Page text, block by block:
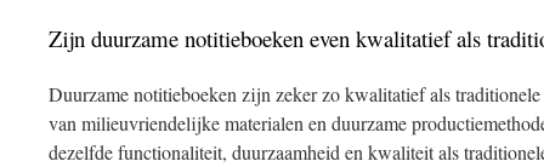
Zijn duurzame notitieboeken even kwalitatief als
Duurzame notitieboeken zijn zeker zo kwalitatief als
van milieuvriendelijke materialen en duurzame
dezelfde functionaliteit, duurzaamheid en kwaliteit als